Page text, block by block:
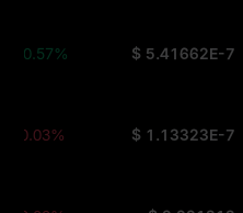
$ 5.41662E-7
+0.57%
$ 1.13323E-7
-0.03%